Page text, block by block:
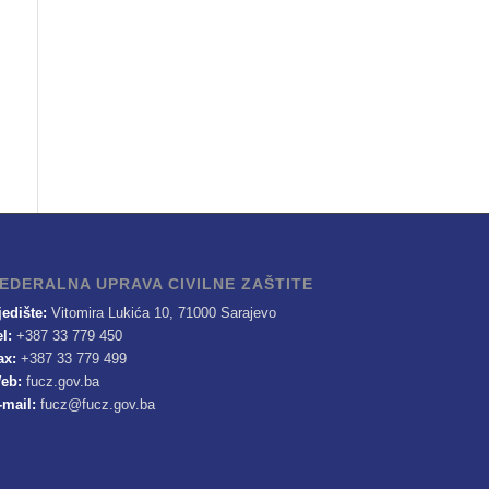
UPRAVA CIVILNE ZAŠTITE
Vitomira Lukića 10, 71000 Sarajevo
+387 33 779 450
+387 33 779 499
fucz.gov.ba
mail: fucz@fucz.gov.ba